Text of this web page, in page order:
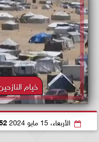
خيام
الأربعاء، 15 مايو 2024